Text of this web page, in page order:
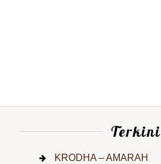
Terkini
KRODHA – AMARAH